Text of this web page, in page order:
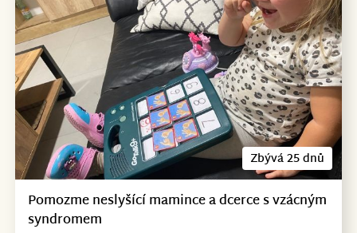
Zbývá 25 dnů
Pomozme neslyšící mamince a dcerce s vzácným
syndromem